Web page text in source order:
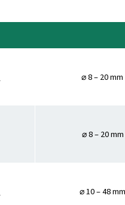
⌀ 8 – 20 mm
⌀ 8 – 20 mm
⌀ 10 – 48 mm